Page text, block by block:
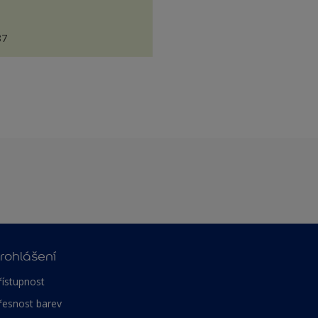
barev